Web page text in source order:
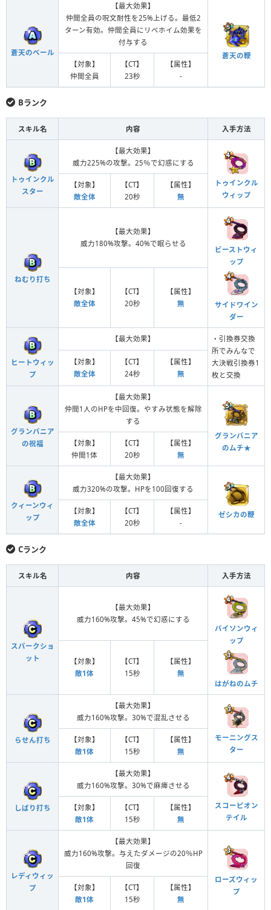
蒼天のベール
【最大効果】
仲間全員の呪文耐性を25%上げる。最低2
ターン有効。仲間全員にリベホイム効果を
付与する
蒼天の鞭
【対象】
仲間全員
【CT】
23秒
【属性】
-
Bランク
スキル名 内容 入手方法
トゥインクル
スター
【最大効果】
威力225%の攻撃。25％で幻惑にする
トゥインクル
ウィップ
【対象】
敵全体
【CT】
20秒
【属性】
無
ねむり打ち
【最大効果】
威力180%攻撃。40%で眠らせる
ビーストウィ
ップ
サイドワイン
ダー
【対象】
敵全体
【CT】
20秒
【属性】
無
ヒートウィッ
プ
【最大効果】
・引換券交換
所でみんなで
大決戦引換券1
枚と交換
【対象】
敵全体
【CT】
24秒
【属性】
無
グランバニア
の祝福
【最大効果】
仲間1人のHPを中回復。やすみ状態を解除
する
グランバニア
のムチ★
【対象】
仲間1体
【CT】
20秒
【属性】
無
クィーンウィ
ップ
【最大効果】
威力320%の攻撃。HPを100回復する
ゼシカの鞭
【対象】
敵全体
【CT】
20秒
【属性】
-
Cランク
スキル名 内容 入手方法
スパークショ
ット
【最大効果】
威力160%攻撃。45%で幻惑にする
バイソンウィ
ップ
はがねのムチ
【対象】
敵1体
【CT】
15秒
【属性】
無
らせん打ち
【最大効果】
威力160%攻撃。30%で混乱させる
モーニングス
ター
【対象】
敵1体
【CT】
15秒
【属性】
無
しばり打ち
【最大効果】
威力160%攻撃。30%で麻痺させる
スコーピオン
テイル
【対象】
敵1体
【CT】
15秒
【属性】
無
レディウィッ
プ
【最大効果】
威力160%攻撃。与えたダメージの20％HP
回復
ローズウィッ
プ
【対象】
敵1体
【CT】
15秒
【属性】
無